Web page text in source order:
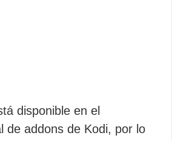
disponible en el
de addons de Kodi, por lo